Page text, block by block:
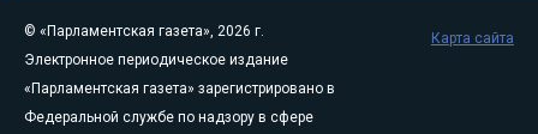
© «Парламентская газета», 2026 г.
Электронное периодическое издание
«Парламентская газета» зарегистрировано в
Федеральной службе по надзору в сфере
Карта сайта